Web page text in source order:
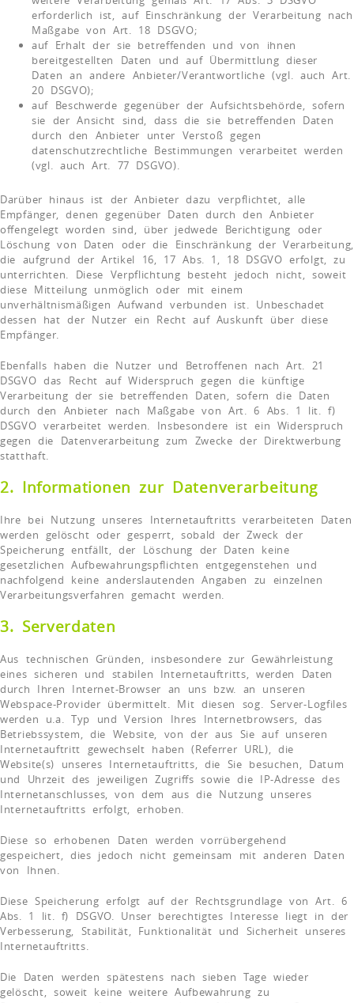
erforderlich ist, auf Einschränkung der Verarbeitung nach
Maßgabe von Art. 18 DSGVO;
auf Erhalt der sie betreffenden und von ihnen
bereitgestellten Daten und auf Übermittlung dieser
Daten an andere Anbieter/Verantwortliche (vgl. auch Art.
20 DSGVO);
auf Beschwerde gegenüber der Aufsichtsbehörde, sofern
sie der Ansicht sind, dass die sie betreffenden Daten
durch den Anbieter unter Verstoß gegen
datenschutzrechtliche Bestimmungen verarbeitet werden
(vgl. auch Art. 77 DSGVO).
Darüber hinaus ist der Anbieter dazu verpflichtet, alle
Empfänger, denen gegenüber Daten durch den Anbieter
offengelegt worden sind, über jedwede Berichtigung oder
Löschung von Daten oder die Einschränkung der Verarbeitung,
die aufgrund der Artikel 16, 17 Abs. 1, 18 DSGVO erfolgt, zu
unterrichten. Diese Verpflichtung besteht jedoch nicht, soweit
diese Mitteilung unmöglich oder mit einem
unverhältnismäßigen Aufwand verbunden ist. Unbeschadet
dessen hat der Nutzer ein Recht auf Auskunft über diese
Empfänger.
Ebenfalls haben die Nutzer und Betroffenen nach Art. 21
DSGVO das Recht auf Widerspruch gegen die künftige
Verarbeitung der sie betreffenden Daten, sofern die Daten
durch den Anbieter nach Maßgabe von Art. 6 Abs. 1 lit. f)
DSGVO verarbeitet werden. Insbesondere ist ein Widerspruch
gegen die Datenverarbeitung zum Zwecke der Direktwerbung
statthaft.
2. Informationen zur Datenverarbeitung
Ihre bei Nutzung unseres Internetauftritts verarbeiteten Daten
werden gelöscht oder gesperrt, sobald der Zweck der
Speicherung entfällt, der Löschung der Daten keine
gesetzlichen Aufbewahrungspflichten entgegenstehen und
nachfolgend keine anderslautenden Angaben zu einzelnen
Verarbeitungsverfahren gemacht werden.
3. Serverdaten
Aus technischen Gründen, insbesondere zur Gewährleistung
eines sicheren und stabilen Internetauftritts, werden Daten
durch Ihren Internet-Browser an uns bzw. an unseren
Webspace-Provider übermittelt. Mit diesen sog. Server-Logfiles
werden u.a. Typ und Version Ihres Internetbrowsers, das
Betriebssystem, die Website, von der aus Sie auf unseren
Internetauftritt gewechselt haben (Referrer URL), die
Website(s) unseres Internetauftritts, die Sie besuchen, Datum
und Uhrzeit des jeweiligen Zugriffs sowie die IP-Adresse des
Internetanschlusses, von dem aus die Nutzung unseres
Internetauftritts erfolgt, erhoben.
Diese so erhobenen Daten werden vorrübergehend
gespeichert, dies jedoch nicht gemeinsam mit anderen Daten
von Ihnen.
Diese Speicherung erfolgt auf der Rechtsgrundlage von Art. 6
Abs. 1 lit. f) DSGVO. Unser berechtigtes Interesse liegt in der
Verbesserung, Stabilität, Funktionalität und Sicherheit unseres
Internetauftritts.
Die Daten werden spätestens nach sieben Tage wieder
gelöscht, soweit keine weitere Aufbewahrung zu